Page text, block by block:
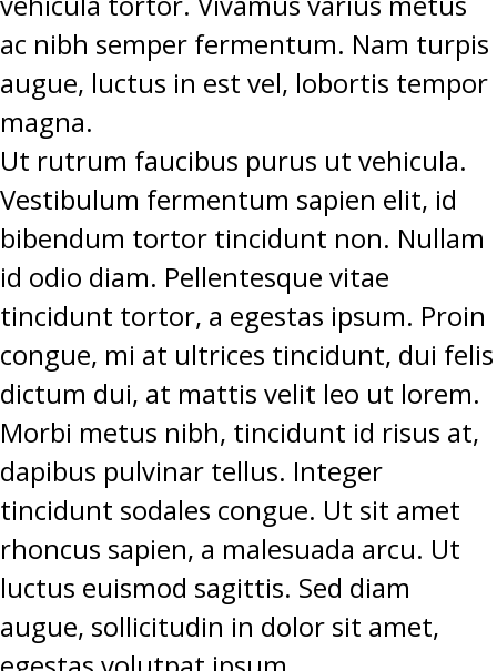
ac nibh semper fermentum. Nam turpis
augue, luctus in est vel, lobortis tempor
magna.
Ut rutrum faucibus purus ut vehicula.
Vestibulum fermentum sapien elit, id
bibendum tortor tincidunt non. Nullam
id odio diam. Pellentesque vitae
tincidunt tortor, a egestas ipsum. Proin
congue, mi at ultrices tincidunt, dui felis
dictum dui, at mattis velit leo ut lorem.
Morbi metus nibh, tincidunt id risus at,
dapibus pulvinar tellus. Integer
tincidunt sodales congue. Ut sit amet
rhoncus sapien, a malesuada arcu. Ut
luctus euismod sagittis. Sed diam
augue, sollicitudin in dolor sit amet,